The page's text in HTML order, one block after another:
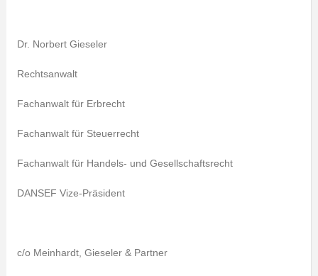
Dr. Norbert Gieseler
Rechtsanwalt
Fachanwalt für Erbrecht
Fachanwalt für Steuerrecht
Fachanwalt für Handels- und Gesellschaftsrecht
DANSEF Vize-Präsident
c/o Meinhardt, Gieseler & Partner